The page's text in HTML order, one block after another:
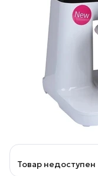
Товар недоступен